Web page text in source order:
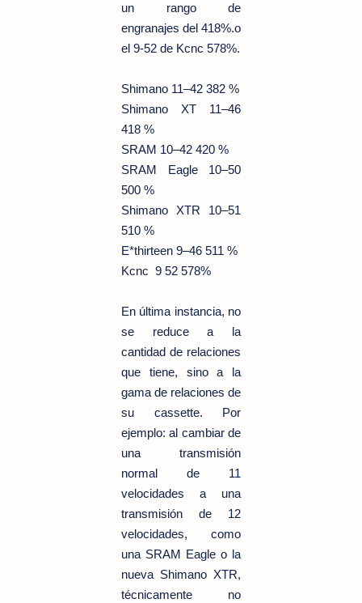
un rango de
engranajes del 418%.o
el 9-52 de Kcnc 578%.
Shimano 11–42 382 %
Shimano XT 11–46
418 %
SRAM 10–42 420 %
SRAM Eagle 10–50
500 %
Shimano XTR 10–51
510 %
E*thirteen 9–46 511 %
Kcnc 9 52 578%
En última instancia, no
se reduce a la
cantidad de relaciones
que tiene, sino a la
gama de relaciones de
su cassette. Por
ejemplo: al cambiar de
una transmisión
normal de 11
velocidades a una
transmisión de 12
velocidades, como
una SRAM Eagle o la
nueva Shimano XTR,
técnicamente no